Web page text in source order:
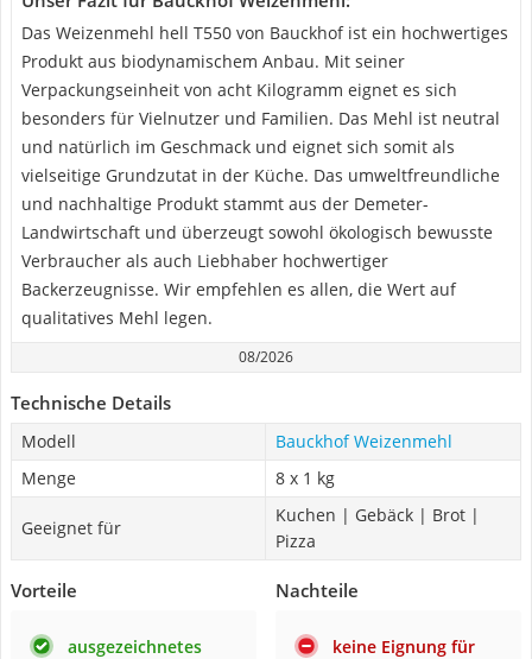
Das Weizenmehl hell T550 von Bauckhof ist ein hochwertiges
Produkt aus biodynamischem Anbau. Mit seiner
Verpackungseinheit von acht Kilogramm eignet es sich
besonders für Vielnutzer und Familien. Das Mehl ist neutral
und natürlich im Geschmack und eignet sich somit als
vielseitige Grundzutat in der Küche. Das umweltfreundliche
und nachhaltige Produkt stammt aus der Demeter-
Landwirtschaft und überzeugt sowohl ökologisch bewusste
Verbraucher als auch Liebhaber hochwertiger
Backerzeugnisse. Wir empfehlen es allen, die Wert auf
qualitatives Mehl legen.
08/2026
Technische Details
Modell
Bauckhof Weizenmehl
Menge
8 x 1 kg
Geeignet für
Kuchen | Gebäck | Brot |
Pizza
Vorteile
ausgezeichnetes
Nachteile
keine Eignung für